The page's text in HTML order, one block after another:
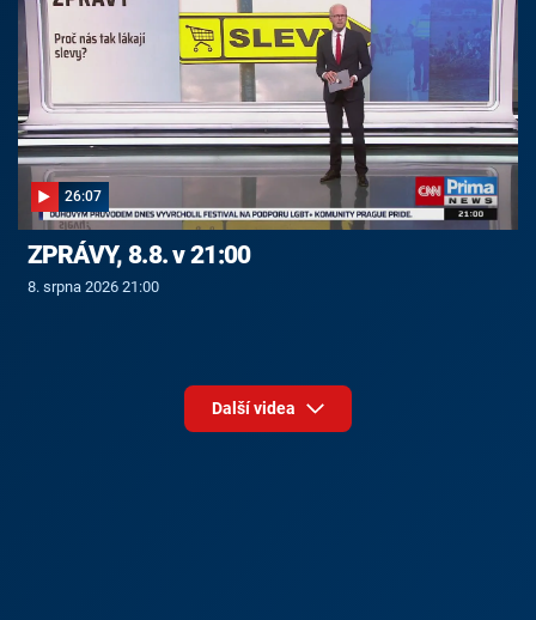
26:07
ZPRÁVY, 8.8. v 21:00
8. srpna 2026 21:00
Další videa